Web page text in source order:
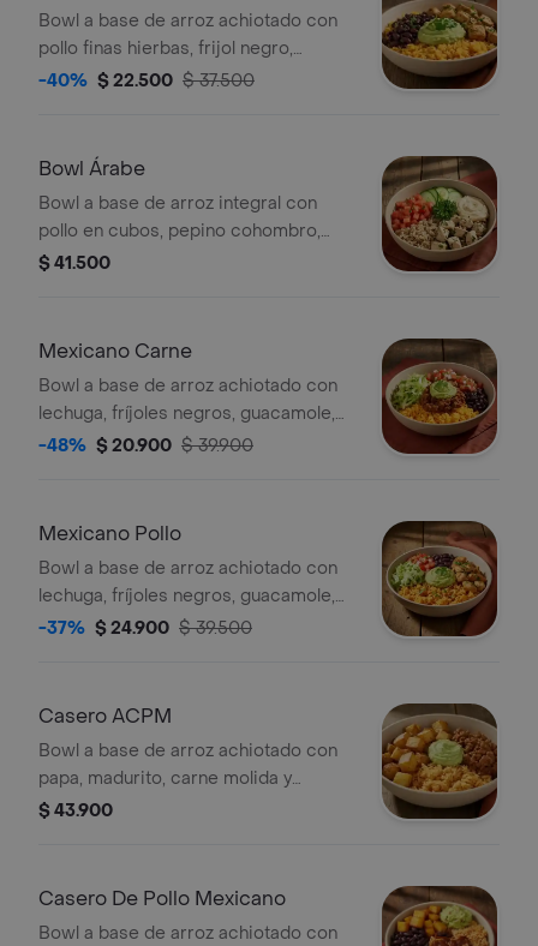
Bowl a base de arroz achiotado con
pollo finas hierbas, frijol negro,
guacamole, madurito y un toque de
-40% $ 22.500 $ 37.500
Bowl Árabe
Bowl a base de arroz integral con
pollo en cubos, pepino cohombro,
tomate, hummus de garbanzos y un
$ 41.500
Mexicano Carne
Bowl a base de arroz achiotado con
lechuga, fríjoles negros, guacamole,
carne molida y pico de gallo.
-48% $ 20.900 $ 39.900
Mexicano Pollo
Bowl a base de arroz achiotado con
lechuga, fríjoles negros, guacamole,
pollo a las hierbas y pico de gallo.
-37% $ 24.900 $ 39.500
Casero ACPM
Bowl a base de arroz achiotado con
papa, madurito, carne molida y
guacamole.
$ 43.900
Casero De Pollo Mexicano
Bowl a base de arroz achiotado con